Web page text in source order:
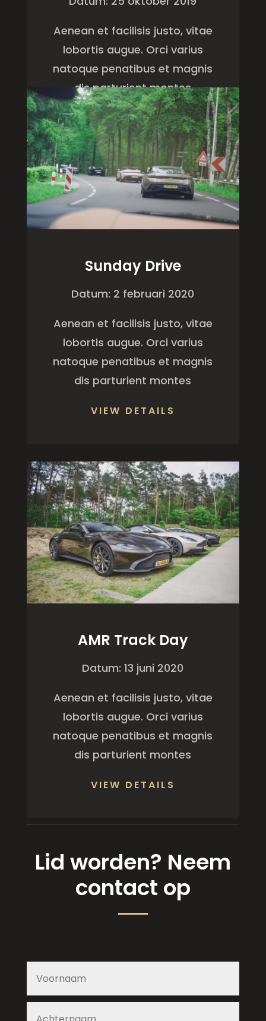
Aenean et facilisis justo, vitae
lobortis augue. Orci varius
natoque penatibus et magnis
dis parturient montes
VIEW DETAILS
Sunday Drive
Datum: 2 februari 2020
Aenean et facilisis justo, vitae
lobortis augue. Orci varius
natoque penatibus et magnis
dis parturient montes
VIEW DETAILS
AMR Track Day
Datum: 13 juni 2020
Aenean et facilisis justo, vitae
lobortis augue. Orci varius
natoque penatibus et magnis
dis parturient montes
VIEW DETAILS
Lid worden? Neem
contact op